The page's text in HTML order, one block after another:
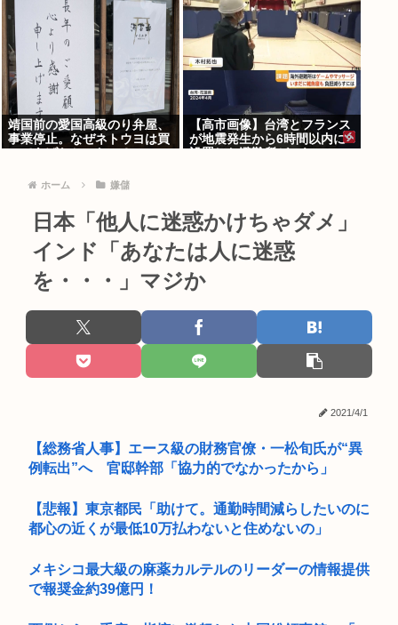
靖国前の愛国高級のり弁屋、
事業停止。なぜネトウヨは買
【高市画像】台湾とフランス
が地震発生から6時間以内に
ホーム 嫌儲
日本「他人に迷惑かけちゃダメ」
インド「あなたは人に迷惑
を・・・」マジか
2021/4/1
【総務省人事】エース級の財務官僚・一松旬氏が“異
例転出”へ 官邸幹部「協力的でなかったから」
【悲報】東京都民「助けて。通勤時間減らしたいのに
都心の近くが最低10万払わないと住めないの」
メキシコ最大級の麻薬カルテルのリーダーの情報提供
で報奨金約39億円！